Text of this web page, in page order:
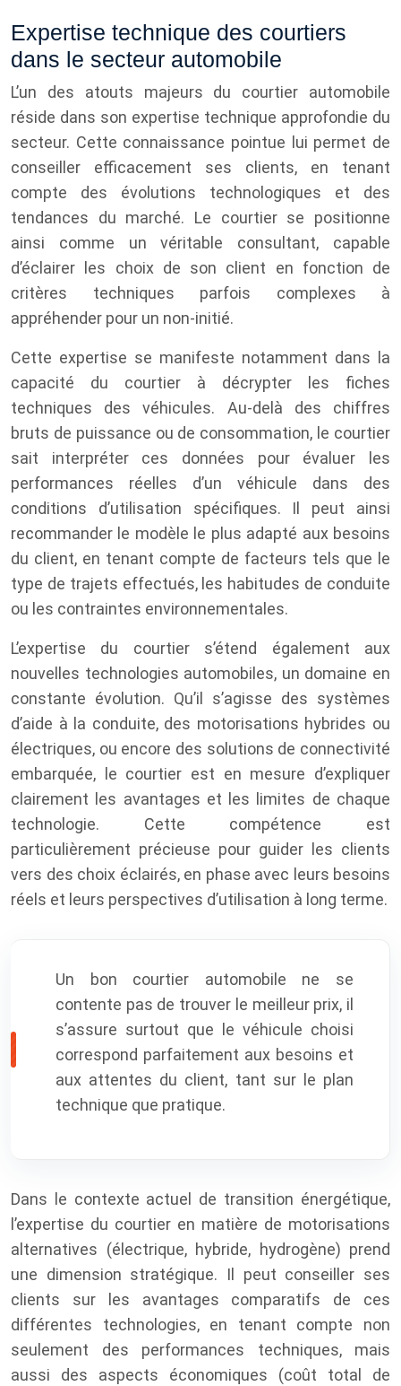
Expertise technique des courtiers
dans le secteur automobile
L’un des atouts majeurs du courtier automobile
réside dans son expertise technique approfondie du
secteur. Cette connaissance pointue lui permet de
conseiller efficacement ses clients, en tenant
compte des évolutions technologiques et des
tendances du marché. Le courtier se positionne
ainsi comme un véritable consultant, capable
d’éclairer les choix de son client en fonction de
critères techniques parfois complexes à
appréhender pour un non-initié.
Cette expertise se manifeste notamment dans la
capacité du courtier à décrypter les fiches
techniques des véhicules. Au-delà des chiffres
bruts de puissance ou de consommation, le courtier
sait interpréter ces données pour évaluer les
performances réelles d’un véhicule dans des
conditions d’utilisation spécifiques. Il peut ainsi
recommander le modèle le plus adapté aux besoins
du client, en tenant compte de facteurs tels que le
type de trajets effectués, les habitudes de conduite
ou les contraintes environnementales.
L’expertise du courtier s’étend également aux
nouvelles technologies automobiles, un domaine en
constante évolution. Qu’il s’agisse des systèmes
d’aide à la conduite, des motorisations hybrides ou
électriques, ou encore des solutions de connectivité
embarquée, le courtier est en mesure d’expliquer
clairement les avantages et les limites de chaque
technologie. Cette compétence est
particulièrement précieuse pour guider les clients
vers des choix éclairés, en phase avec leurs besoins
réels et leurs perspectives d’utilisation à long terme.
Un bon courtier automobile ne se
contente pas de trouver le meilleur prix, il
s’assure surtout que le véhicule choisi
correspond parfaitement aux besoins et
aux attentes du client, tant sur le plan
technique que pratique.
Dans le contexte actuel de transition énergétique,
l’expertise du courtier en matière de motorisations
alternatives (électrique, hybride, hydrogène) prend
une dimension stratégique. Il peut conseiller ses
clients sur les avantages comparatifs de ces
différentes technologies, en tenant compte non
seulement des performances techniques, mais
aussi des aspects économiques (coût total de